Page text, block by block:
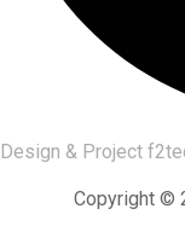
Design & Project
Copyright ©